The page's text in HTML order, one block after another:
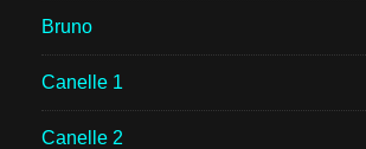
Bruno
Canelle 1
Canelle 2